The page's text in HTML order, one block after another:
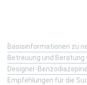
Basisinformationen zu
Betreuung und Beratung
Designer-
Empfehlungen für die